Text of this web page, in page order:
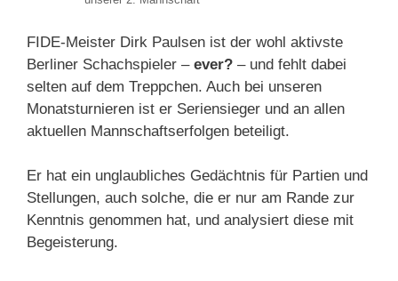
FIDE-Meister Dirk Paulsen ist der wohl aktivste
Berliner Schachspieler – ever? – und fehlt dabei
selten auf dem Treppchen. Auch bei unseren
Monatsturnieren ist er Seriensieger und an allen
aktuellen Mannschaftserfolgen beteiligt.
Er hat ein unglaubliches Gedächtnis für Partien und
Stellungen, auch solche, die er nur am Rande zur
Kenntnis genommen hat, und analysiert diese mit
Begeisterung.